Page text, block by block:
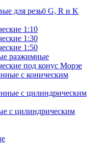
для резьб G, R и K
1:10
1:30
1:50
разжимные
под конус Морзе
с коническим
с цилиндрическим
с цилиндрическим